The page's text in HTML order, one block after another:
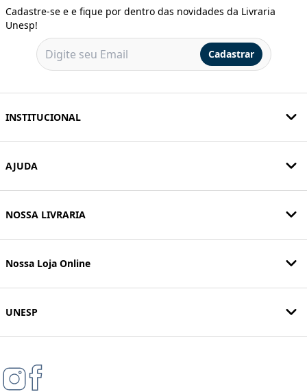
Cadastre-se e e fique por dentro das novidades da Livraria
Unesp!
Cadastrar
INSTITUCIONAL
AJUDA
NOSSA LIVRARIA
Nossa Loja Online
UNESP